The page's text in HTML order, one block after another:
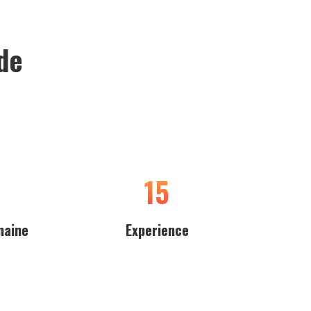
15
Experience